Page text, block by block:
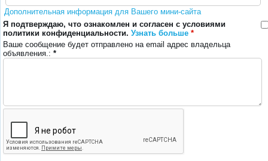
Дополнительная информация для Вашего мини-сайта
Я подтверждаю, что ознакомлен и согласен с условиями
политики конфиденциальности. Узнать больше *
Ваше сообщение будет отправлено на email адрес владельца
объявления.: *